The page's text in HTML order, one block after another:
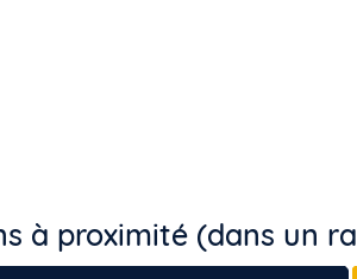
à proximité (dans un